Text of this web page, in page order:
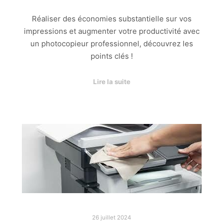
Réaliser des économies substantielle sur vos
impressions et augmenter votre productivité avec
un photocopieur professionnel, découvrez les
points clés !
Lire la suite
26 juillet 2024